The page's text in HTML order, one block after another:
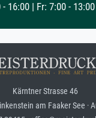
16:00 | Fr: 7:00 - 13:00
Kärntner Strasse 46
am Faaker See ·